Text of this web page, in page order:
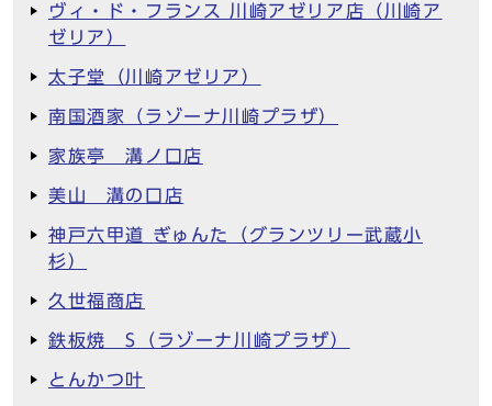
ヴィ・ド・フランス 川崎アゼリア店（川崎ア
ゼリア）
太子堂（川崎アゼリア）
南国酒家（ラゾーナ川崎プラザ）
家族亭 溝ノ口店
美山 溝の口店
神戸六甲道 ぎゅんた（グランツリー武蔵小
杉）
久世福商店
鉄板焼 S（ラゾーナ川崎プラザ）
とんかつ叶